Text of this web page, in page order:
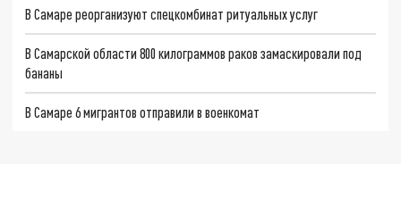
В Самаре реорганизуют спецкомбинат ритуальных услуг
В Самарской области 800 килограммов раков замаскировали под
бананы
В Самаре 6 мигрантов отправили в военкомат